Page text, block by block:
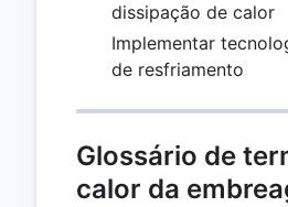
dissipação de calor
Implementar
de resfriamento
Glossário de
calor da